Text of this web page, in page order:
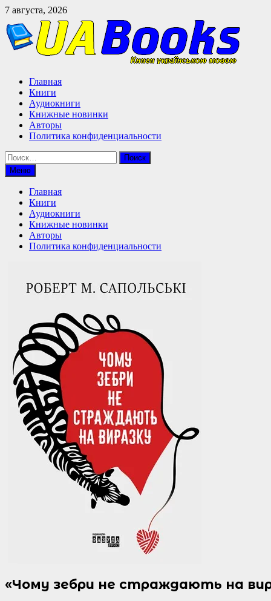
Перейти
содержимому
7 августа, 2026
Главная
Книги
Аудиокниги
Книжные новинки
Авторы
Политика конфиденциальности
Найти:
Меню
Главная
Книги
Аудиокниги
Книжные новинки
Авторы
Политика конфиденциальности
«Чому зебри не страждають на